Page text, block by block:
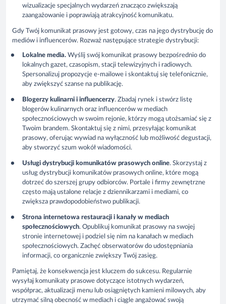
wizualizacje specjalnych wydarzeń znacząco zwiększają
zaangażowanie i poprawiają atrakcyjność komunikatu.
Gdy Twój komunikat prasowy jest gotowy, czas na jego dystrybucję do
mediów i influencerów. Rozważ następujące strategie dystrybucji:
Lokalne media. Wyślij swój komunikat prasowy bezpośrednio do
lokalnych gazet, czasopism, stacji telewizyjnych i radiowych.
Spersonalizuj propozycje e-mailowe i skontaktuj się telefonicznie,
aby zwiększyć szanse na publikację.
Blogerzy kulinarni i influencerzy. Zbadaj rynek i stwórz listę
blogerów kulinarnych oraz influencerów w mediach
społecznościowych w swoim rejonie, którzy mogą utożsamiać się z
Twoim brandem. Skontaktuj się z nimi, przesyłając komunikat
prasowy, oferując wywiad na wyłączność lub możliwość degustacji,
aby stworzyć szum wokół wiadomości.
Usługi dystrybucji komunikatów prasowych online. Skorzystaj z
usług dystrybucji komunikatów prasowych online, które mogą
dotrzeć do szerszej grupy odbiorców. Portale i firmy zewnętrzne
często mają ustalone relacje z dziennikarzami i mediami, co
zwiększa prawdopodobieństwo publikacji.
Strona internetowa restauracji i kanały w mediach
społecznościowych. Opublikuj komunikat prasowy na swojej
stronie internetowej i podziel się nim na kanałach w mediach
społecznościowych. Zachęć obserwatorów do udostępniania
informacji, co organicznie zwiększy Twój zasięg.
Pamiętaj, że konsekwencja jest kluczem do sukcesu. Regularnie
wysyłaj komunikaty prasowe dotyczące istotnych wydarzeń,
współprac, aktualizacji menu lub osiągniętych kamieni milowych, aby
utrzymać silną obecność w mediach i ciągle angażować swoją